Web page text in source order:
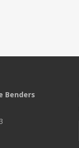
Benders